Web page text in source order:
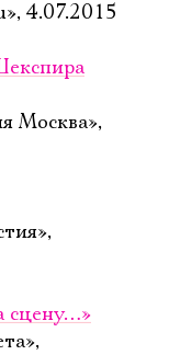
4.07.2015
Москва»,
сцену…»